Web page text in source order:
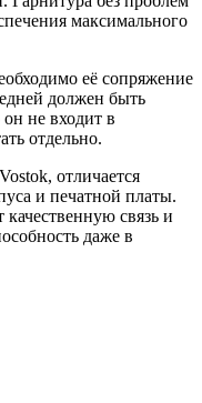
максимального
её сопряжение
должен быть
не входит в
отдельно.
отличается
и печатной платы.
качественную связь и
даже в